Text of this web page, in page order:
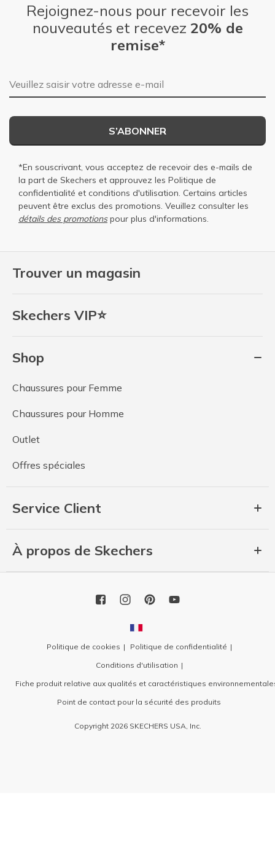
Trouver un magasin
Skechers VIP⭐
Shop
Chaussures pour Femme
Chaussures pour Homme
Outlet
Offres spéciales
Service Client
À propos de Skechers
Rejoignez-nous pour recevoir les
nouveautés et recevez 20% de
remise*
Adresse e-mail
S’ABONNER
*En souscrivant, vous acceptez de recevoir des e-mails de
la part de Skechers et approuvez les Politique de
confidentialité et conditions d'utilisation. Certains articles
peuvent être exclus des promotions. Veuillez consulter les
détails des promotionspour plus d'informations.
Politique de cookies
Politique de confidentialité
Conditions d'utilisation
Fiche produit relative aux qualités et caractéristiques
Point de contact pour la sécurité des produits
Copyright 2026 SKECHERS USA, Inc.